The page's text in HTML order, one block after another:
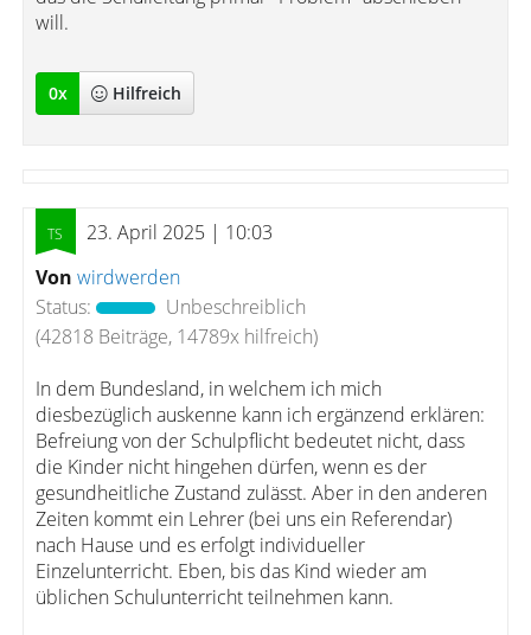
will.
0x Hilfreich
23. April 2025 | 10:03
Von wirdwerden
Status:
Unbeschreiblich
(42818 Beiträge, 14789x hilfreich)
In dem Bundesland, in welchem ich mich
diesbezüglich auskenne kann ich ergänzend erklären:
Befreiung von der Schulpflicht bedeutet nicht, dass
die Kinder nicht hingehen dürfen, wenn es der
gesundheitliche Zustand zulässt. Aber in den anderen
Zeiten kommt ein Lehrer (bei uns ein Referendar)
nach Hause und es erfolgt individueller
Einzelunterricht. Eben, bis das Kind wieder am
üblichen Schulunterricht teilnehmen kann.